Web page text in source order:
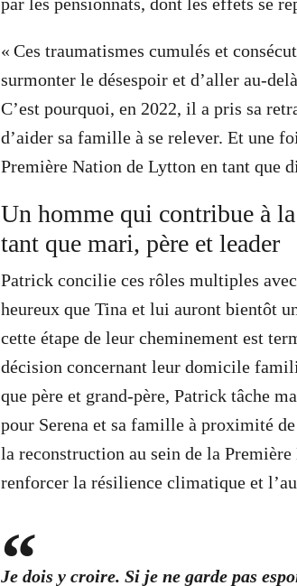
« Ces traumatismes cumulés et
surmonter le désespoir et d’aller au-
C’est pourquoi, en 2022, il a pris sa
d’aider sa famille à se relever. Et une
Première Nation de Lytton en tant que
Un homme qui contribue à
tant que mari, père et leader
Patrick concilie ces rôles multiples
heureux que Tina et lui auront bientôt
cette étape de leur cheminement est
décision concernant leur domicile
que père et grand-père, Patrick tâche
pour Serena et sa famille à proximité
la reconstruction au sein de la
renforcer la résilience climatique et
Je dois y croire. Si je ne garde pas